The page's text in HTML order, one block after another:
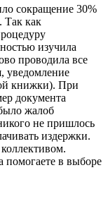
сокращение 30%
Так как
изучила
проводила все
уведомление
книжки). При
документа
жалоб
не пришлось
издержки.
помогаете в выборе